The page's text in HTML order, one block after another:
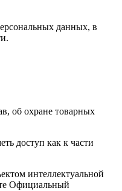
данных, в
об охране товарных
доступ как к части
интеллектуальной
Официальный